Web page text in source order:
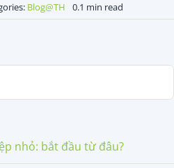
Blog@TH 0.1 min read
nhỏ: bắt đầu từ đâu?